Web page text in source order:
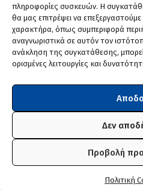
πληροφορίες συσκευών. Η
θα μας επιτρέψει να
χαρακτήρα, όπως συμπεριφορά
αναγνωριστικά σε αυτόν τον
ανάκληση της συγκατάθεσης,
ορισμένες λειτουργίες και
Δεν
Προβολή
Πολιτική
© 2024 Τμήμα Δ' Πληροφορικής